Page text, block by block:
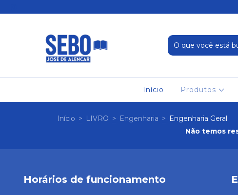
Início Produtos
Início > LIVRO > Engenharia > Engenharia Geral
Não temos
Horários de funcionamento